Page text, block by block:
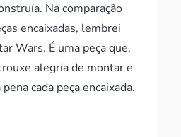
Na comparação
encaixadas, lembrei
Wars. É uma peça que,
alegria de montar e
cada peça encaixada.